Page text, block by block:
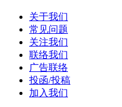
关于我们
常见问题
关注我们
联络我们
广告联络
投函/投稿
加入我们